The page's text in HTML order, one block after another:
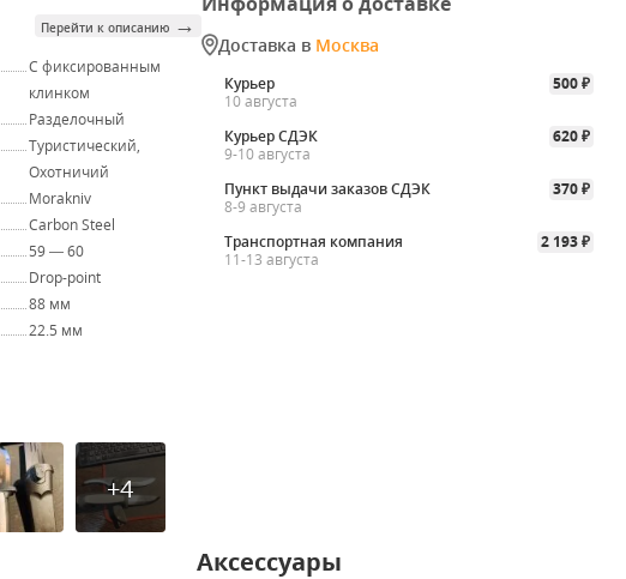
Перейти к описанию →
С фиксированным
клинком
Разделочный
Туристический,
Охотничий
Morakniv
Carbon Steel
59 — 60
Drop-point
88 мм
22.5 мм
+4
Доставка в Москва
Курьер 500 ₽
10 августа
Курьер СДЭК
620 ₽
9-10 августа
Пункт выдачи заказов СДЭК
370 ₽
8-9 августа
Транспортная компания
2 193 ₽
11-13 августа
Аксессуары